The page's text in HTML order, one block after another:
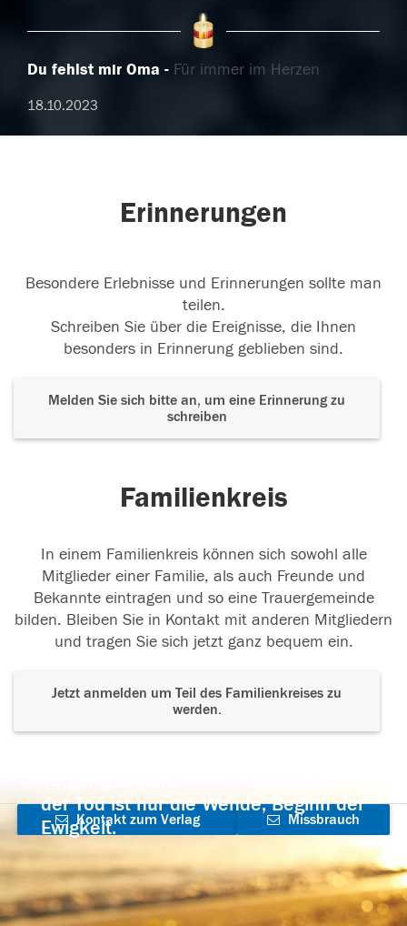
Du fehlst mir Oma Für immer im Herzen
18.10.2023
Erinnerungen
Besondere Erlebnisse und Erinnerungen sollte man
teilen.
Schreiben Sie über die Ereignisse, die Ihnen
besonders in Erinnerung geblieben sind.
Melden Sie sich bitte an, um eine Erinnerung zu
schreiben
Familienkreis
In einem Familienkreis können sich sowohl alle
Mitglieder einer Familie, als auch Freunde und
Bekannte eintragen und so eine Trauergemeinde
bilden. Bleiben Sie in Kontakt mit anderen Mitgliedern
und tragen Sie sich jetzt ganz bequem ein.
Jetzt anmelden um Teil des Familienkreises zu
werden.
der Tod ist nur die Wende, Beginn der
Ewigkeit.
Kontakt zum Verlag
aufnehmen
Missbrauch